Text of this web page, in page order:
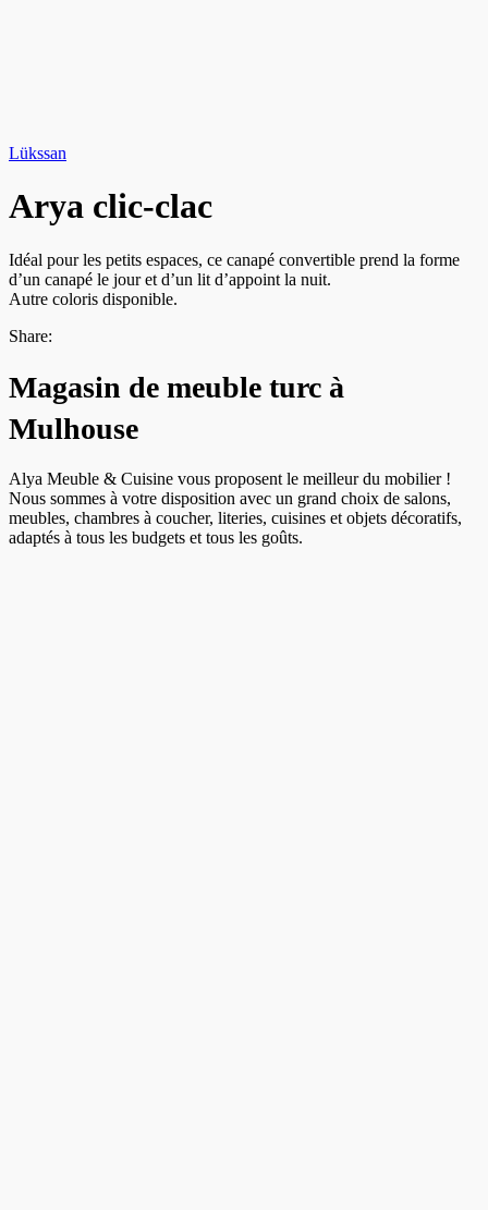
Lükssan
Arya clic-clac
Idéal pour les petits espaces, ce canapé convertible prend la forme
d’un canapé le jour et d’un lit d’appoint la nuit.
Autre coloris disponible.
Share:
Magasin de meuble turc à
Mulhouse
Alya Meuble & Cuisine vous proposent le meilleur du mobilier !
Nous sommes à votre disposition avec un grand choix de salons,
meubles, chambres à coucher, literies, cuisines et objets décoratifs,
adaptés à tous les budgets et tous les goûts.